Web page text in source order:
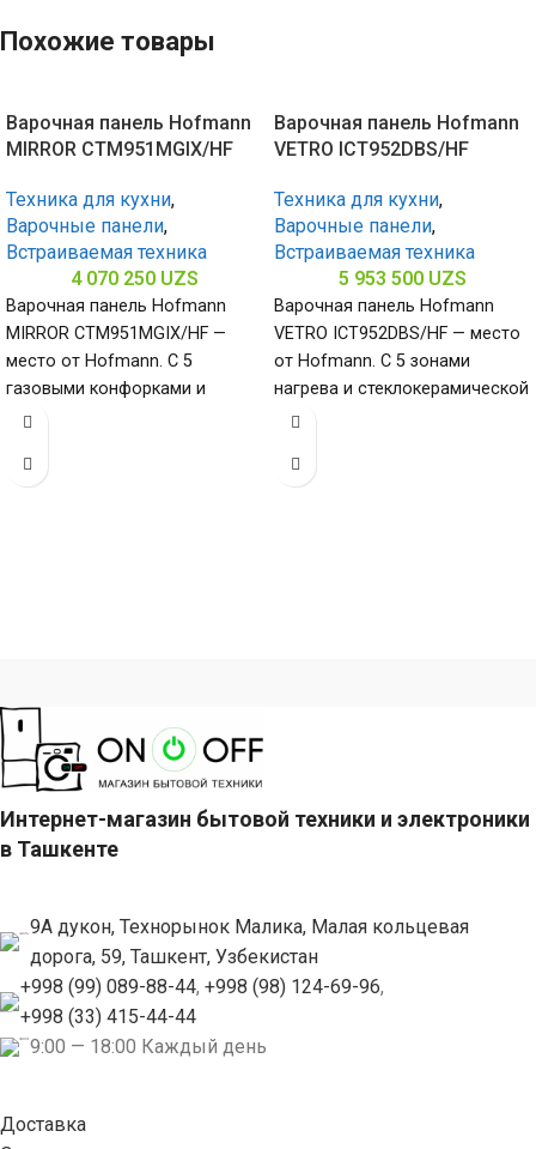
Похожие товары
Варочная панель Hofmann
MIRROR CTM951MGIX/HF
Техника для кухни,
Варочные панели,
Встраиваемая техника
4 070 250 UZS
Варочная панель Hofmann
MIRROR CTM951MGIX/HF —
место от Hofmann. С 5
газовыми конфорками и
поверхностью из
(габариты 80
Варочная панель Hofmann
VETRO ICT952DBS/HF
Техника для кухни,
Варочные панели,
Встраиваемая техника
5 953 500 UZS
Варочная панель Hofmann
VETRO ICT952DBS/HF — место
от Hofmann. С 5 зонами
нагрева и стеклокерамической
поверхностью (габариты 60 х
Интернет-магазин бытовой техники и электроники
в Ташкенте
9А дукон, Технорынок Малика, Малая кольцевая
дорога, 59, Ташкент, Узбекистан
+998 (99) 089-88-44, +998 (98) 124-69-96,
+998 (33) 415-44-44
9:00 — 18:00 Каждый день
Доставка